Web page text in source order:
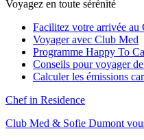
Voyagez en toute sérénité
Facilitez votre arrivée au
Voyager avec Club Med
Programme Happy To
Conseils pour voyager
Calculer les émissions
Chef in Residence
Club Med & Sofie Dumont